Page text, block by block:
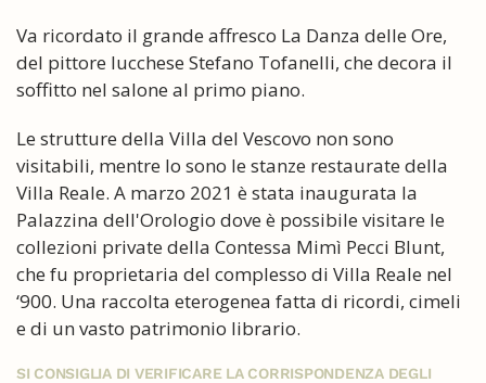
Va ricordato il grande affresco La Danza delle Ore,
del pittore lucchese Stefano Tofanelli, che decora il
soffitto nel salone al primo piano.
Le strutture della Villa del Vescovo non sono
visitabili, mentre lo sono le stanze restaurate della
Villa Reale. A marzo 2021 è stata inaugurata la
Palazzina dell'Orologio dove è possibile visitare le
collezioni private della Contessa Mimì Pecci Blunt,
che fu proprietaria del complesso di Villa Reale nel
‘900. Una raccolta eterogenea fatta di ricordi, cimeli
e di un vasto patrimonio librario.
SI CONSIGLIA DI VERIFICARE LA CORRISPONDENZA DEGLI